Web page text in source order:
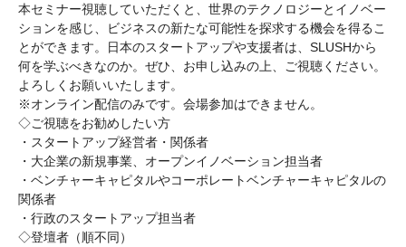
本セミナー視聴していただくと、世界のテクノロジーとイノベー
ションを感じ、ビジネスの新たな可能性を探求する機会を得るこ
とができます。日本のスタートアップや支援者は、SLUSHから
何を学ぶべきなのか。ぜひ、お申し込みの上、ご視聴ください。
よろしくお願いいたします。
※オンライン配信のみです。会場参加はできません。
◇ご視聴をお勧めしたい方
・スタートアップ経営者・関係者
・大企業の新規事業、オープンイノベーション担当者
・ベンチャーキャピタルやコーポレートベンチャーキャピタルの
関係者
・行政のスタートアップ担当者
◇登壇者（順不同）